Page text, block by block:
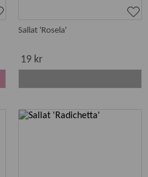
Sallat 'Rosela'
19 kr